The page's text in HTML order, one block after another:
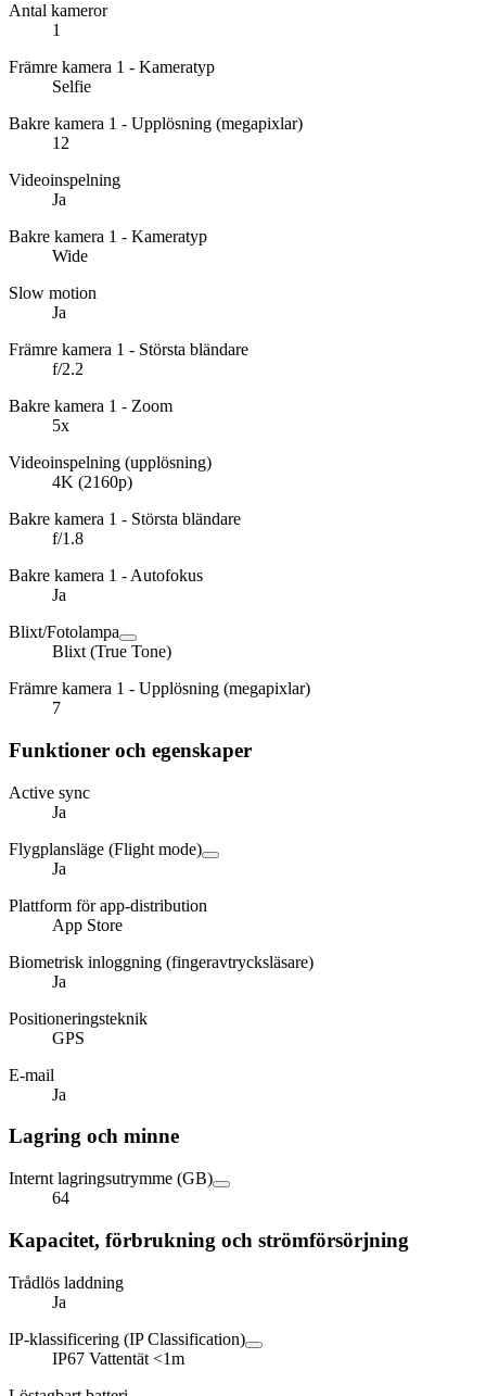
Antal kameror
1
Främre kamera 1 - Kameratyp
Selfie
Bakre kamera 1 - Upplösning (megapixlar)
12
Videoinspelning
Ja
Bakre kamera 1 - Kameratyp
Wide
Slow motion
Ja
Främre kamera 1 - Största bländare
f/2.2
Bakre kamera 1 - Zoom
5x
Videoinspelning (upplösning)
4K (2160p)
Bakre kamera 1 - Största bländare
f/1.8
Bakre kamera 1 - Autofokus
Ja
Blixt/Fotolampa
Blixt (True Tone)
Främre kamera 1 - Upplösning (megapixlar)
7
Funktioner och egenskaper
Active sync
Ja
Flygplansläge (Flight mode)
Ja
Plattform för app-distribution
App Store
Biometrisk inloggning (fingeravtrycksläsare)
Ja
Positioneringsteknik
GPS
E-mail
Ja
Lagring och minne
Internt lagringsutrymme (GB)
64
Kapacitet, förbrukning och strömförsörjning
Trådlös laddning
Ja
IP-klassificering (IP Classification)
IP67 Vattentät <1m